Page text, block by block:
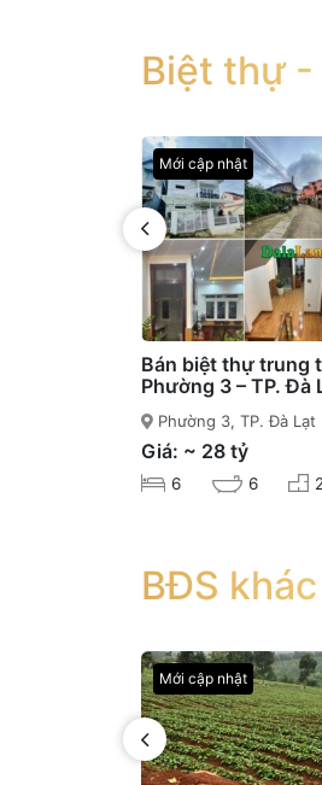
Biệt thự -
Mới cập nhật
Bán biệt thự trung
Phường 3 – TP. Đà
Phường 3, TP. Đà Lạt
Giá: ~ 28 tỷ
6 6
BĐS khác
Mới cập nhật